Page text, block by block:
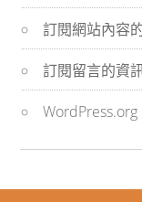
訂閱網站內容
訂閱留言的資